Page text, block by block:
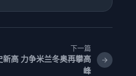
下一篇
高 力争米兰冬奥再攀高
峰